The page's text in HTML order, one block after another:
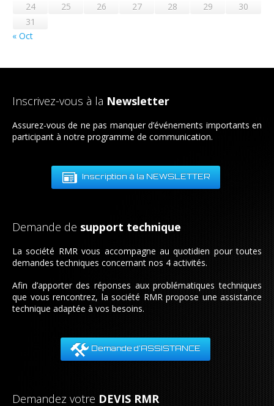
24
25 26 27 28 29
30
31
« Oct
Inscrivez-vous à la Newsletter
Assurez-vous de ne pas manquer d’événements importants en
participant à notre programme de communication.
Inscription à la NEWSLETTER
Demande de support technique
La société RMR vous accompagne au quotidien pour toutes
demandes techniques concernant nos 4 activités.
Afin d’apporter des réponses aux problématiques techniques
que vous rencontrez, la société RMR propose une assistance
technique adaptée à vos besoins.
Demande d'ASSISTANCE
Demandez votre DEVIS RMR